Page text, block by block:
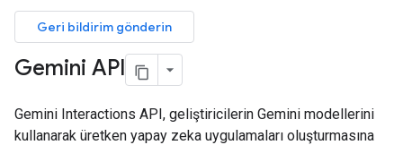
Geri bildirim gönderin
Gemini API
Gemini Interactions API, geliştiricilerin Gemini modellerini
kullanarak üretken yapay zeka uygulamaları oluşturmasına